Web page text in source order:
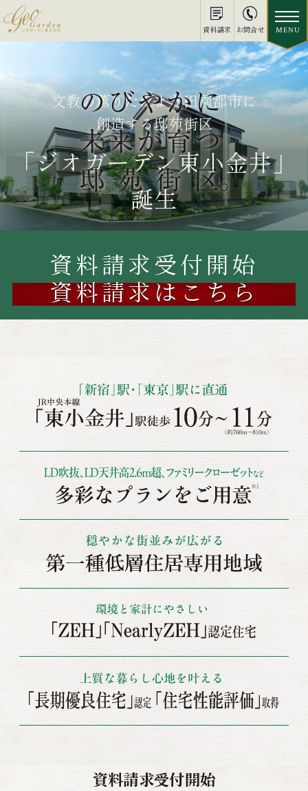
資料請求 お問合せ
文教の薫りただよう田園都市に
創造する邸苑街区
「ジオガーデン東小金井」
誕生
資料請求受付開始
資料請求はこちら
資料請求受付開始